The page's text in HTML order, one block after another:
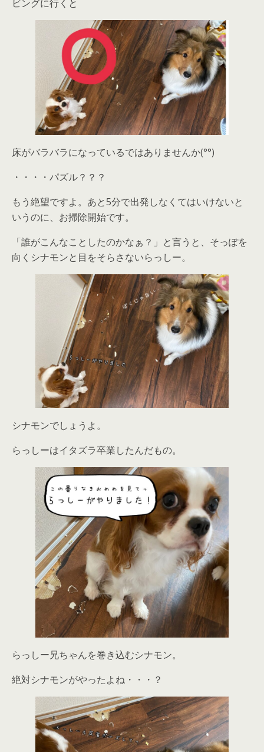
ビングに行くと
床がバラバラになっているではありませんか(°°)
・・・・パズル？？？
もう絶望ですよ。あと5分で出発しなくてはいけないと
いうのに、お掃除開始です。
「誰がこんなことしたのかなぁ？」と言うと、そっぽを
向くシナモンと目をそらさないらっしー。
シナモンでしょうよ。
らっしーはイタズラ卒業したんだもの。
らっしー兄ちゃんを巻き込むシナモン。
絶対シナモンがやったよね・・・？